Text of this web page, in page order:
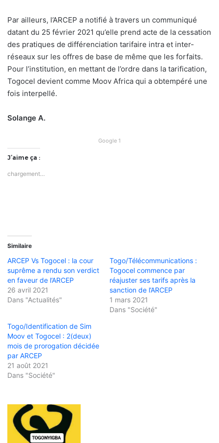
Par ailleurs, l’ARCEP a notifié à travers un communiqué
datant du 25 février 2021 qu’elle prend acte de la cessation
des pratiques de différenciation tarifaire intra et inter-
réseaux sur les offres de base de même que les forfaits.
Pour l’institution, en mettant de l’ordre dans la tarification,
Togocel devient comme Moov Africa qui a obtempéré une
fois interpellé.
Solange A.
Google 1
J’aime ça :
chargement…
Similaire
ARCEP Vs Togocel : la cour
suprême a rendu son verdict
en faveur de l’ARCEP
26 avril 2021
Dans "Actualités"
Togo/Télécommunications :
Togocel commence par
réajuster ses tarifs après la
sanction de l’ARCEP
1 mars 2021
Dans "Société"
Togo/Identification de Sim
Moov et Togocel : 2(deux)
mois de prorogation décidée
par ARCEP
21 août 2021
Dans "Société"